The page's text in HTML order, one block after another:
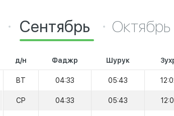
Сентябрь Октябрь
д/н Фаджр Шурук
ВТ 04:33 05:43
СР 04:33 05:43